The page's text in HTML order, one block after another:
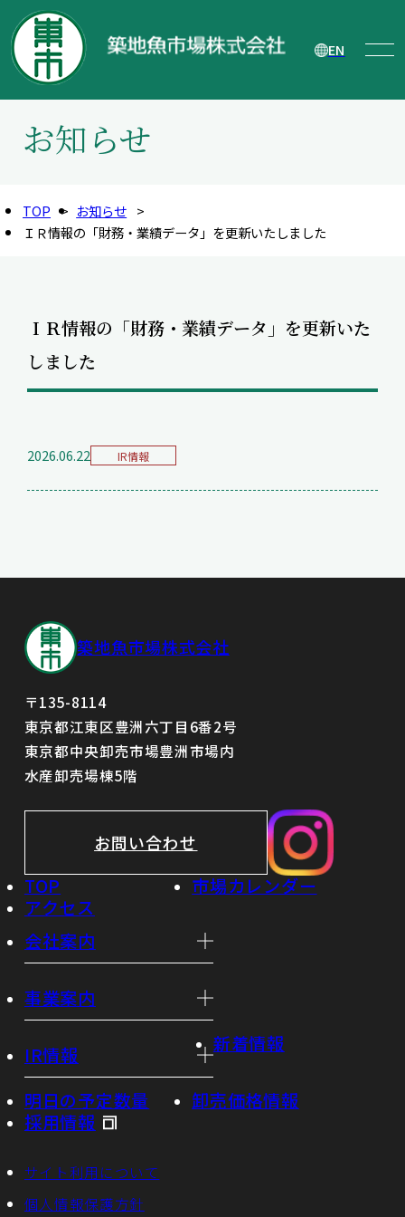
EN
お知らせ
TOP
お知らせ
ＩＲ情報の「財務・業績データ」を更新いたしました
ＩＲ情報の「財務・業績データ」を更新いた
しました
2026.06.22 IR情報
築地魚市場株式会社
〒135-8114
東京都江東区豊洲六丁目6番2号
東京都中央卸売市場豊洲市場内
水産卸売場棟5階
お問い合わせ
TOP
市場カレンダー
アクセス
会社案内
事業案内
IR情報 新着情報
明日の予定数量
卸売価格情報
採用情報
サイト利用について
個人情報保護方針